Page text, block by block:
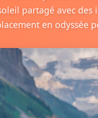
partagé avec des
en odyssée